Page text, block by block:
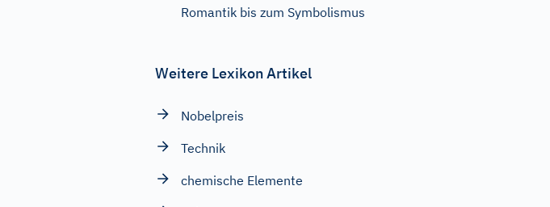
Romantik bis zum Symbolismus
Weitere Lexikon Artikel
Nobelpreis
Technik
chemische Elemente